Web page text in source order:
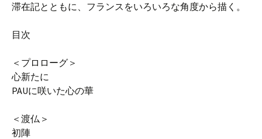
滞在記とともに、フランスをいろいろな角度から描く。
目次
＜プロローグ＞
心新たに
PAUに咲いた心の華
＜渡仏＞
初陣